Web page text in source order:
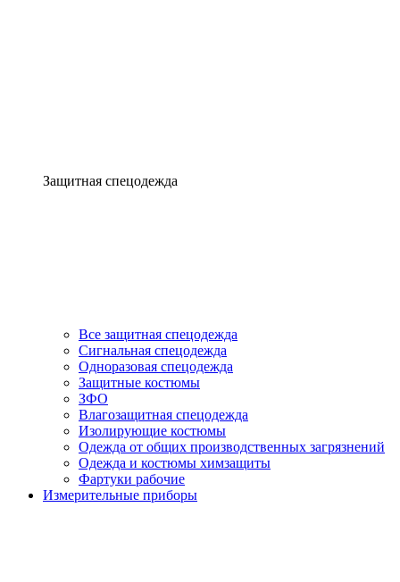
Защитная спецодежда
Все защитная спецодежда
Сигнальная спецодежда
Одноразовая спецодежда
Защитные костюмы
ЗФО
Влагозащитная спецодежда
Изолирующие костюмы
Одежда от общих производственных загрязнений
Одежда и костюмы химзащиты
Фартуки рабочие
Измерительные приборы